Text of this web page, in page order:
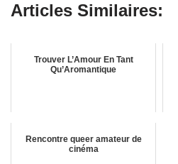
Articles Similaires:
Trouver L’Amour En Tant
Qu’Aromantique
Rencontre queer amateur de
cinéma